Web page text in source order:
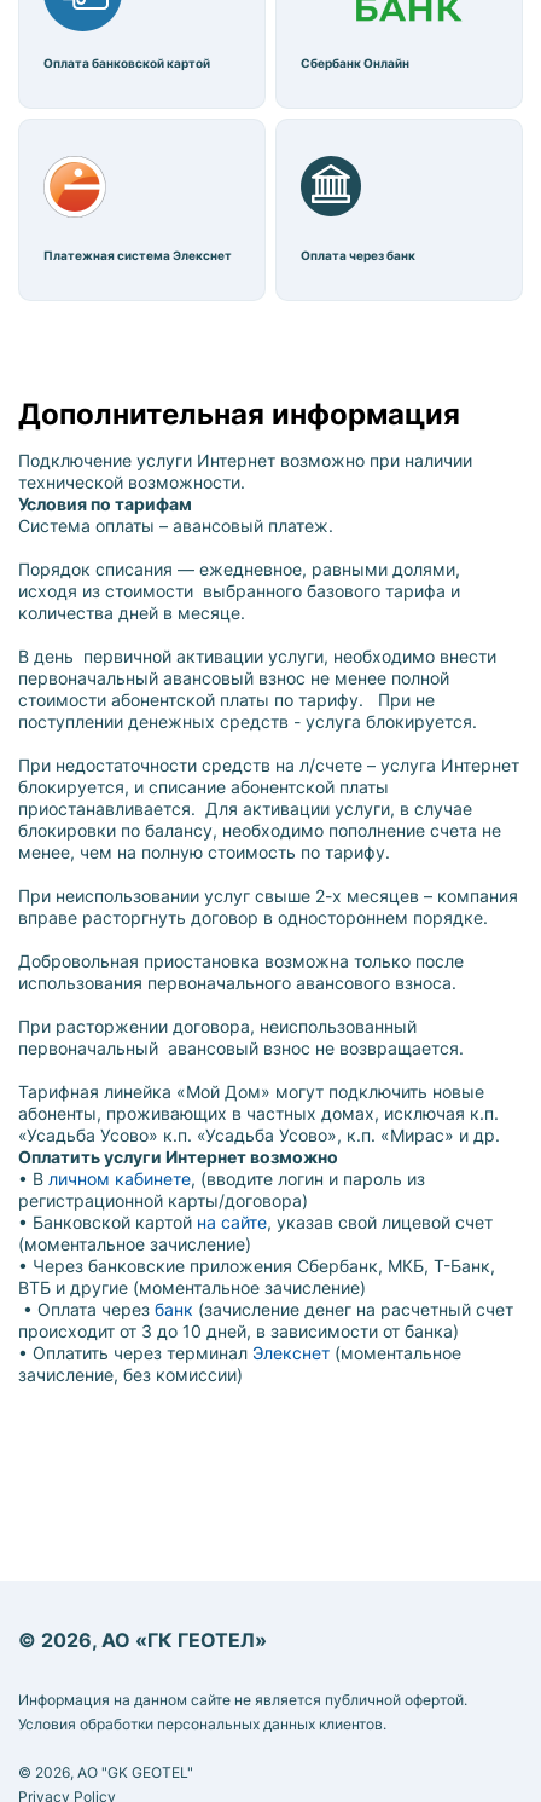
Оплата банковской картой Сбербанк Онлайн
Платежная система Элекснет Оплата через банк
Дополнительная информация
Подключение услуги Интернет возможно при наличии
технической возможности.
Условия по тарифам
Система оплаты – авансовый платеж.
Порядок списания — ежедневное, равными долями,
исходя из стоимости выбранного базового тарифа и
количества дней в месяце.
В день первичной активации услуги, необходимо внести
первоначальный авансовый взнос не менее полной
стоимости абонентской платы по тарифу. При не
поступлении денежных средств - услуга блокируется.
При недостаточности средств на л/счете – услуга Интернет
блокируется, и списание абонентской платы
приостанавливается. Для активации услуги, в случае
блокировки по балансу, необходимо пополнение счета не
менее, чем на полную стоимость по тарифу.
При неиспользовании услуг свыше 2-х месяцев – компания
вправе расторгнуть договор в одностороннем порядке.
Добровольная приостановка возможна только после
использования первоначального авансового взноса.
При расторжении договора, неиспользованный
первоначальный авансовый взнос не возвращается.
Тарифная линейка «Мой Дом» могут подключить новые
абоненты, проживающих в частных домах, исключая к.п.
«Усадьба Усово» к.п. «Усадьба Усово», к.п. «Мирас» и др.
Оплатить услуги Интернет возможно
• В личном кабинете, (вводите логин и пароль из
регистрационной карты/договора)
• Банковской картой на сайте, указав свой лицевой счет
(моментальное зачисление)
• Через банковские приложения Сбербанк, МКБ, Т-Банк,
ВТБ и другие (моментальное зачисление)
• Оплата через банк (зачисление денег на расчетный счет
происходит от 3 до 10 дней, в зависимости от банка)
• Оплатить через терминал Элекснет (моментальное
зачисление, без комиссии)
© 2026, АО «ГК ГЕОТЕЛ»
Информация на данном сайте не является публичной офертой.
Условия обработки персональных данных клиентов.
© 2026, AO "GK GEOTEL"
Privacy Policy